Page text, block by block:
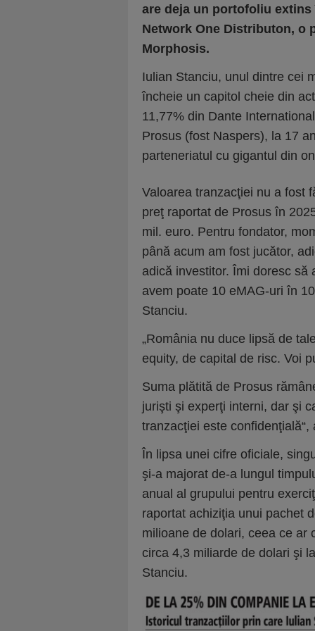
are deja un portofoliu extins
Network One Distributon, o
Morphosis.
Iulian Stanciu, unul dintre cei
încheie un capitol cheie din
11,77% din Dante
Prosus (fost Naspers), la 17
parteneriatul cu gigantul din
Valoarea tranzacţiei nu a fost
preţ raportat de Prosus în
mil. euro. Pentru fondator,
până acum am fost jucător,
adică investitor. Îmi doresc
avem poate 10 eMAG-uri în
Stanciu.
„România nu duce lipsă de
equity, de capital de risc. Voi
Suma plătită de Prosus
jurişti şi experţi interni, dar şi
tranzacţiei este
În lipsa unei cifre oficiale,
şi-a majorat de-a lungul
anual al grupului pentru
raportat achiziţia unui pachet
milioane de dolari, ceea ce ar
circa 4,3 miliarde de dolari şi
Stanciu.